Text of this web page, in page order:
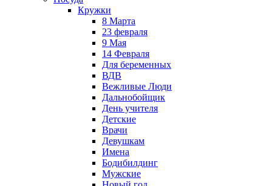
Кружки
8 Марта
23 февраля
9 Мая
14 Февраля
Для беременных
ВДВ
Вежливые Люди
Дальнобойщик
День учителя
Детские
Врачи
Девушкам
Имена
Бодибилдинг
Мужские